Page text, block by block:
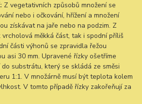
Z vegetativních způsobů množení se
nebo i očkování, hřížení a množení
získávat na jaře nebo na podzim. Z
měkká část, tak i spodní příliš
části výhonů se zpravidla řežou
asi 30 mm. Upravené řízky ošetříme
substrátu, který se skládá ze směsi
1:1. V množárně musí být teplota kolem
V tomto případě řízky zakořeňují za